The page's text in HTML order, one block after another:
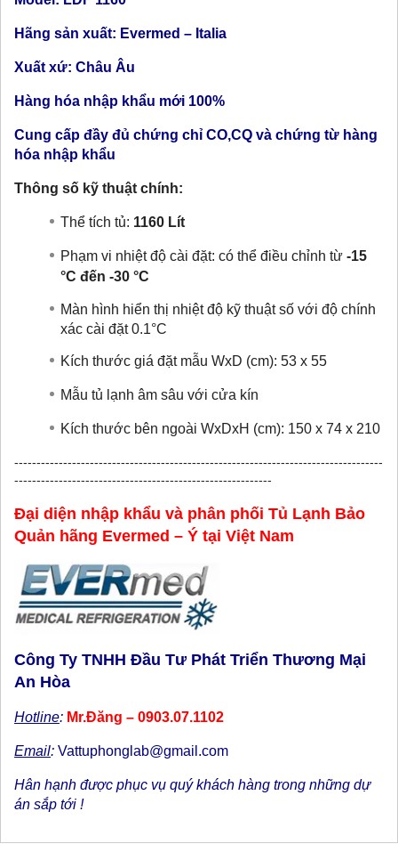
Hãng sản xuất: Evermed – Italia
Xuất xứ: Châu Âu
Hàng hóa nhập khẩu mới 100%
Cung cấp đầy đủ chứng chỉ CO,CQ và chứng từ hàng
hóa nhập khẩu
Thông số kỹ thuật chính:
Thể tích tủ: 1160 Lít
Phạm vi nhiệt độ cài đặt: có thể điều chỉnh từ -15
°C đến -30 °C
Màn hình hiển thị nhiệt độ kỹ thuật số với độ chính
xác cài đặt 0.1°C
Kích thước giá đặt mẫu WxD (cm): 53 x 55
Mẫu tủ lạnh âm sâu với cửa kín
Kích thước bên ngoài WxDxH (cm): 150 x 74 x 210
-----------------------------------------------------------------------------------
----------------------------------------------------------
Đại diện nhập khẩu và phân phối Tủ Lạnh Bảo
Quản hãng Evermed – Ý tại Việt Nam
Công Ty TNHH Đầu Tư Phát Triển Thương Mại
An Hòa
Hotline: Mr.Đăng – 0903.07.1102
Email: Vattuphonglab@gmail.com
Hân hạnh được phục vụ quý khách hàng trong những dự
án sắp tới !